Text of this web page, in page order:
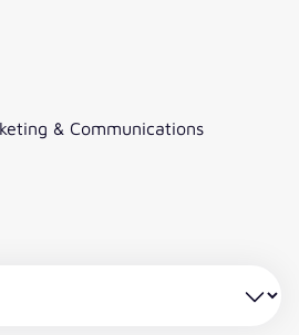
& Communications